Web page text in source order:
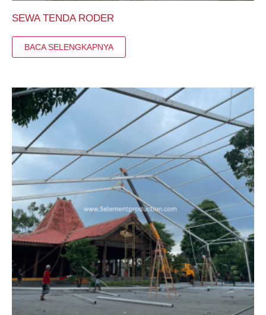
SEWA TENDA RODER
BACA SELENGKAPNYA